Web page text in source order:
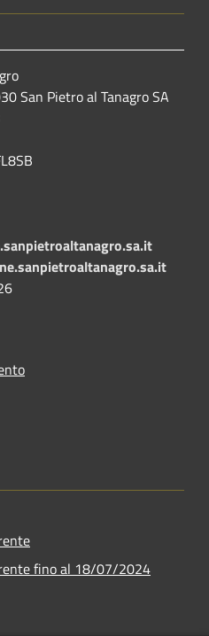
San Pietro al Tanagro SA
fino al 18/07/2024